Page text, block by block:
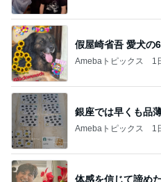
假屋崎省吾 愛犬の
Amebaトピックス 1
銀座では早くも品
Amebaトピックス 1
体感を信じて諦め